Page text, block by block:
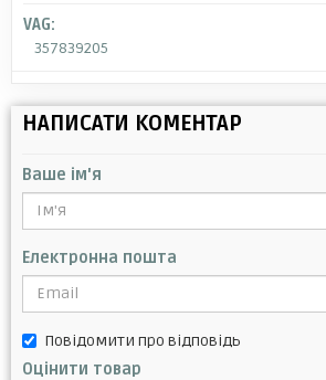
VAG:
357839205
НАПИСАТИ КОМЕНТАР
Ваше ім'я
Електронна пошта
Повідомити про відповідь
Оцінити товар